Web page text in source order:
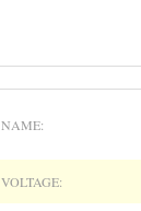
NAME:
VOLTAGE: